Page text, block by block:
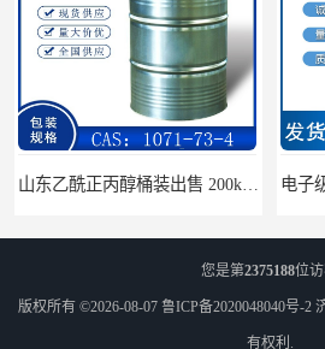
您是第2375188位
版权所有 ©2026-08-07 鲁ICP备2020048040号-2
有权利.